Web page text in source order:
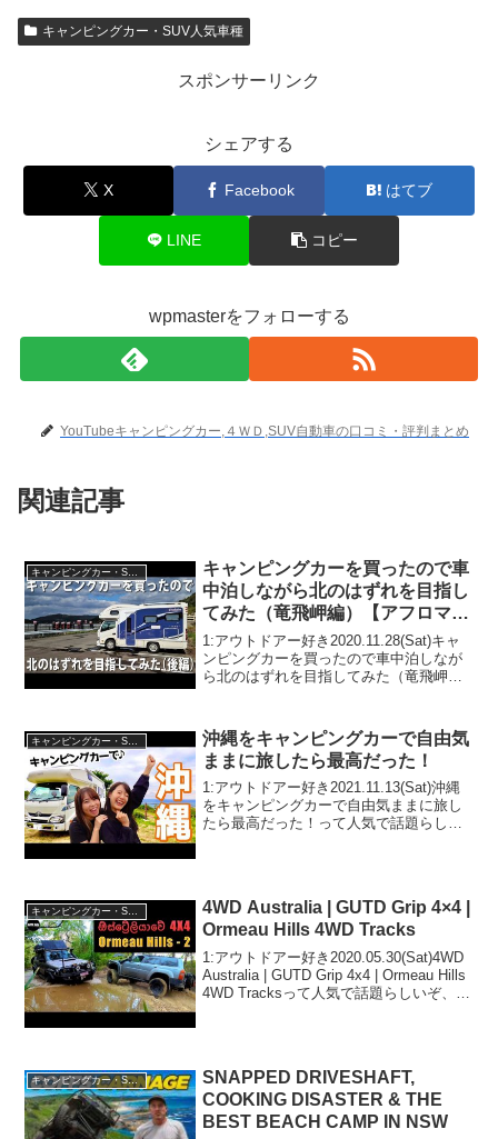
キャンピングカー・SUV人気車種
スポンサーリンク
シェアする
X Facebook はてブ
LINE コピー
wpmasterをフォローする
YouTubeキャンピングカー,４ＷＤ,SUV自動車の口コミ・評判まとめ
関連記事
キャンピングカーを買ったので車
中泊しながら北のはずれを目指し
てみた（竜飛岬編）【アフロマス
ク キャンピングカー 車中泊 ひと
り旅】
1:アウトドアー好き2020.11.28(Sat)キャ
ンピングカーを買ったので車中泊しなが
ら北のはずれを目指してみた（竜飛岬
ぞ、見逃さないで！！2:アウトドアー好
き...
キャンピングカー・SUV人気車種
沖縄をキャンピングカーで自由気
ままに旅したら最高だった！
1:アウトドアー好き2021.11.13(Sat)沖縄
をキャンピングカーで自由気ままに旅し
たら最高だった！って人気で話題らしい
4WD Australia | GUTD Grip 4×4 |
Ormeau Hills 4WD Tracks
1:アウトドアー好き2020.05.30(Sat)4WD
Australia | GUTD Grip 4x4 | Ormeau Hills
4WD Tracksって人気で話題らしいぞ、見
キャンピングカー・SUV人気車種
SNAPPED DRIVESHAFT,
COOKING DISASTER & THE
BEST BEACH CAMP IN NSW